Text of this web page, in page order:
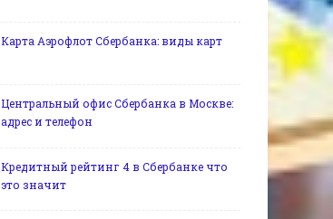
Карта Аэрофлот Сбербанка: виды карт
Центральный офис Сбербанка в Москве:
адрес и телефон
Кредитный рейтинг 4 в Сбербанке что
это значит